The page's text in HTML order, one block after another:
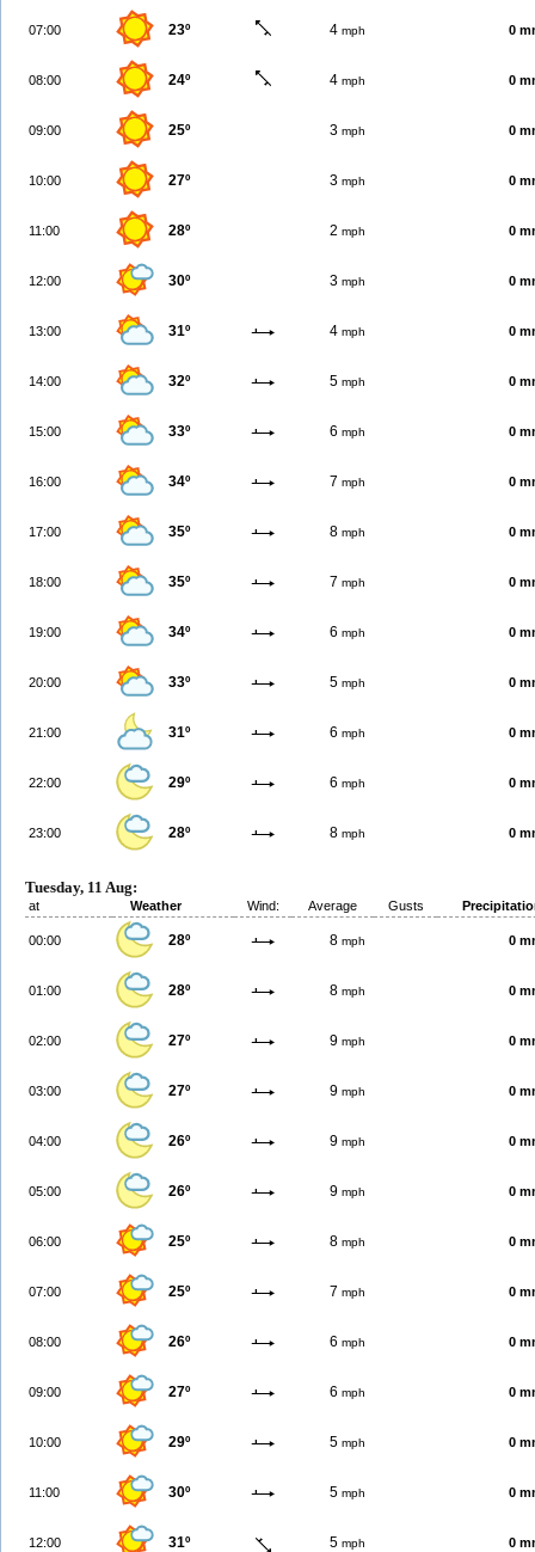
07:00 23º 4 mph 0
08:00 24º 4 mph 0
09:00 25º 3 mph 0
10:00 27º 3 mph 0
11:00 28º 2 mph 0
12:00 30º 3 mph 0
13:00 31º 4 mph 0
14:00 32º 5 mph 0
15:00 33º 6 mph 0
16:00 34º 7 mph 0
17:00 35º 8 mph 0
18:00 35º 7 mph 0
19:00 34º 6 mph 0
20:00 33º 5 mph 0
21:00 31º 6 mph 0
22:00 29º 6 mph 0
23:00 28º 8 mph 0
Tuesday, 11 Aug:
at Weather Wind: Average Gusts
00:00 28º 8 mph 0
01:00 28º 8 mph 0
02:00 27º 9 mph 0
03:00 27º 9 mph 0
04:00 26º 9 mph 0
05:00 26º 9 mph 0
06:00 25º 8 mph 0
07:00 25º 7 mph 0
08:00 26º 6 mph 0
09:00 27º 6 mph 0
10:00 29º 5 mph 0
11:00 30º 5 mph 0
12:00 31º 5 mph 0